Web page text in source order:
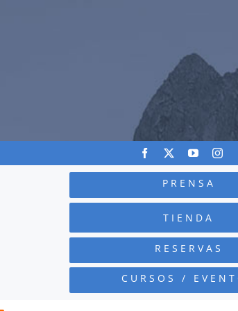
PRENSA
TIENDA
RESERVAS
CURSOS /